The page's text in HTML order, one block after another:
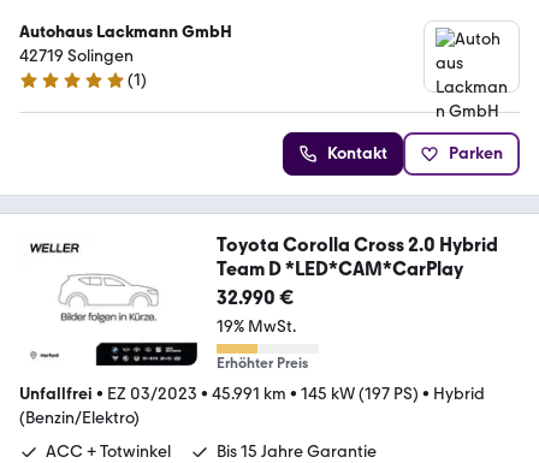
Autohaus Lackmann GmbH
42719 Solingen
5 Sterne
(1)
Kontakt Parken
Toyota Corolla Cross 2.0 Hybrid
Team D *LED*CAM*CarPlay
32.990 €
19% MwSt.
Erhöhter Preis
Unfallfrei • EZ 03/2023 • 45.991 km • 145 kW (197 PS) • Hybrid
(Benzin/Elektro)
ACC + Totwinkel
Bis 15 Jahre Garantie